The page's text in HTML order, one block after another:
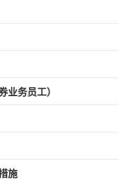
业务员工）
施